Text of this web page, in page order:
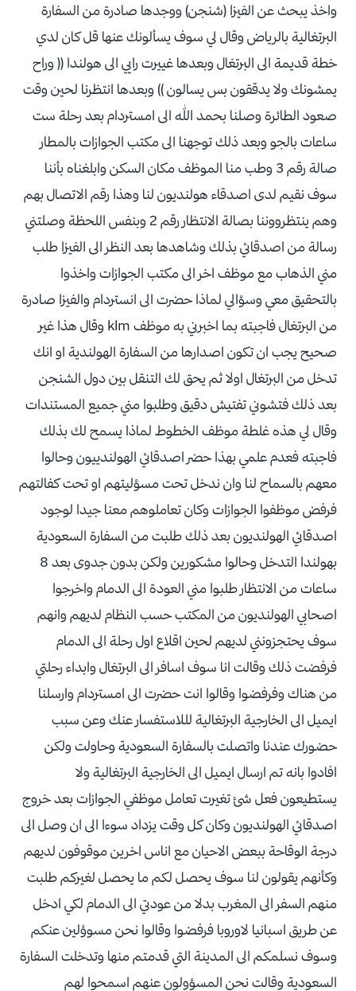
واخذ يبحث عن الفيزا (شنجن) ووجدها صادرة من السفارة
البرتغالية بالرياض وقال لي سوف يسألونك عنها قل كان لدي
خطة قديمة الى البرتغال وبعدها غييرت رايي الى هولندا (( وراح
يمشونك ولا يدققون بس يسالون )) وبعدها انتظرنا لحين وقت
صعود الطائرة وصلنا بحمد الله الى امستردام بعد رحلة ست
ساعات بالجو وبعد ذلك توجهنا الى مكتب الجوازات بالمطار
صالة رقم 3 وطب منا الموظف مكان السكن وابلغناه بأننا
سوف نقيم لدى اصدقاء هولنديون لنا وهذا رقم الاتصال بهم
وهم ينتظرووننا بصالة الانتظار رقم 2 وبنفس اللحظة وصلتني
رسالة من اصدقائي بذلك وشاهدها بعد النظر الى الفيزا طلب
مني الذهاب مع موظف اخر الى مكتب الجوازات واخذوا
بالتحقيق معي وسؤالي لماذا حضرت الى انستردام والفيزا صادرة
من البرتغال فاجبته بما اخبرني به موظف klm وقال هذا غير
صحيح يجب ان تكون اصدارها من السفارة الهولندية او انك
تدخل من البرتغال اولا ثم يحق لك التنقل بين دول الشنجن
بعد ذلك فتشوني تفتيش دقيق وطلبوا مني جميع المستندات
وقال لي هذه غلطة موظف الخطوط لماذا يسمح لك بذلك
فاجبته فعدم علمي بهذا حضر اصدقائي الهولندييون وحالوا
معهم بالسماح لنا وان ندخل تحت مسؤليتهم او تحت كفالتهم
فرفض موظفوا الجوازات وكان تعاملوهم معنا جيدا لوجود
اصدقائي الهولنديون بعد ذلك طلبت من السفارة السعودية
بهولندا التدخل وحالوا مشكورين ولكن بدون جدوى بعد 8
ساعات من الانتظار طلبوا مني العودة الى الدمام واخرجوا
اصحابي الهولنديون من المكتب حسب النظام لديهم وانهم
سوف يحتجزونني لديهم لحين اقلاع اول رحلة الى الدمام
فرفضت ذلك وقالت انا سوف اسافر الى البرتغال وابداء رحلتي
من هناك وفرفضوا وقالوا انت حضرت الى امستردام وارسلنا
ايميل الى الخارجية البرتغالية لللاستفسار عنك وعن سبب
حضورك عندنا واتصلت بالسفارة السعودية وحاولت ولكن
افادوا بانه تم ارسال ايميل الى الخارجية البرتغالية ولا
يستطيعون فعل شئ تغيرت تعامل موظفي الجوازات بعد خروج
اصدقائي الهولنديون وكان كل وقت يزداد سوءا الى ان وصل الى
درجة الوقاحة ببعض الاحيان مع اناس اخرين موقوفون لديهم
وكأنهم يقولون لنا سوف يحصل لكم ما يحصل لغيركم طلبت
منهم السفر الى المغرب بدلا من عودتي الى الدمام لكي ادخل
عن طريق اسبانيا لاوروبا فرفضوا وقالوا نحن مسوؤلين عنكم
وسوف نسلمكم الى المدينة التي قدمتم منها وتدخلت السفارة
السعودية وقالت نحن المسؤولون عنهم اسمحوا لهم